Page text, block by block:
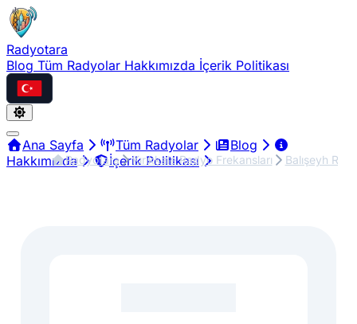
Radyotara
Blog Tüm Radyolar Hakkımızda İçerik Politikası
Türkçe
Ana Sayfa Tüm Radyolar
Blog
Hakkımızda
İçerik Politikası
Radyotara Kırıkkale Radyo Frekansları Balışeyh